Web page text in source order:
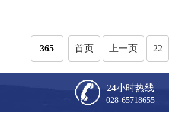
365 首页 上一页 22
24小时热线
028-65718655